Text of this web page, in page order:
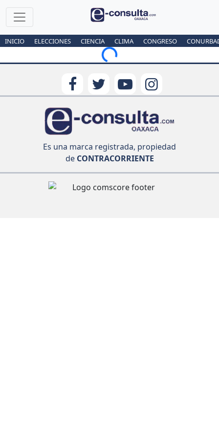
INICIO ELECCIONES CIENCIA CLIMA CONGRESO
Loading...
Es una marca registrada, propiedad
deCONTRACORRIENTE